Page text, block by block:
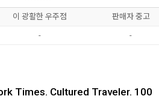
이 광활한 우주점 판매자 중고
- -
Times. Cultured Traveler. 100